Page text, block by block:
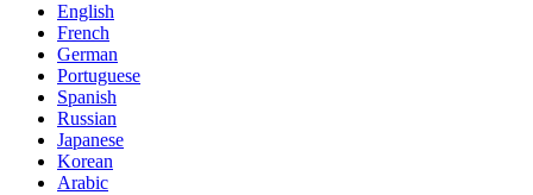
English
French
German
Portuguese
Spanish
Russian
Japanese
Korean
Arabic